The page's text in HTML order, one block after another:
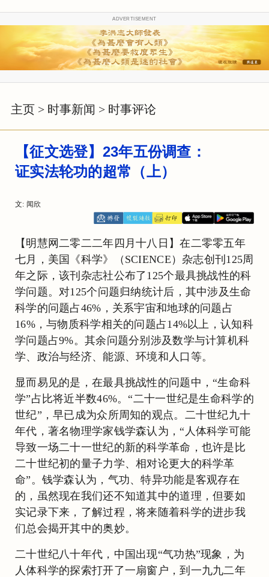
ADVERTISEMENT
主页 > 时事新闻 > 时事评论
【征文选登】23年五份调查：
证实法轮功的超常（上）
文: 闻欣
【明慧网二零二二年四月十八日】在二零零五年
七月，美国《科学》（SCIENCE）杂志创刊125周
年之际，该刊杂志社公布了125个最具挑战性的科
学问题。对125个问题归纳统计后，其中涉及生命
科学的问题占46%，关系宇宙和地球的问题占
16%，与物质科学相关的问题占14%以上，认知科
学问题占9%。其余问题分别涉及数学与计算机科
学、政治与经济、能源、环境和人口等。
显而易见的是，在最具挑战性的问题中，“生命科
学”占比将近半数46%。“二十一世纪是生命科学的
世纪”，早已成为众所周知的观点。二十世纪九十
年代，著名物理学家钱学森认为，“人体科学可能
导致一场二十一世纪的新的科学革命，也许是比
二十世纪初的量子力学、相对论更大的科学革
命”。钱学森认为，气功、特异功能是客观存在
的，虽然现在我们还不知道其中的道理，但要如
实记录下来，了解过程，将来随着科学的进步我
们总会揭开其中的奥妙。
二十世纪八十年代，中国出现“气功热”现象，为
人体科学的探索打开了一扇窗户，到一九九二年